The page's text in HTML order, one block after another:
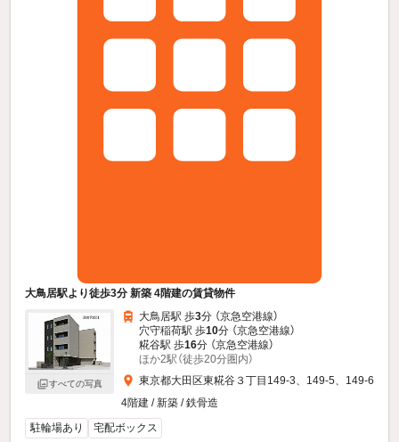
大鳥居駅より徒歩3分 新築 4階建の賃貸物件
すべての写真
大鳥居駅 歩3分 （京急空港線）
穴守稲荷駅 歩10分 （京急空港線）
糀谷駅 歩16分 （京急空港線）
ほか2駅（徒歩20分圏内）
東京都大田区東糀谷３丁目149-3、149-5、149-6
4階建 / 新築 / 鉄骨造
駐輪場あり
宅配ボックス